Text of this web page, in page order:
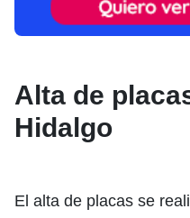
Alta de
Hidalgo
El alta de placas se